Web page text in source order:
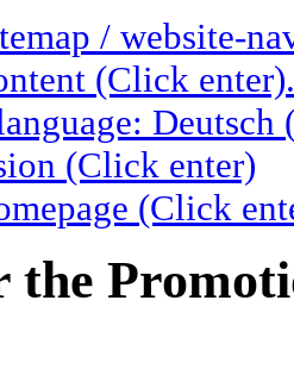
/ website-
(Click enter).
Deutsch
(Click enter)
(Click
the